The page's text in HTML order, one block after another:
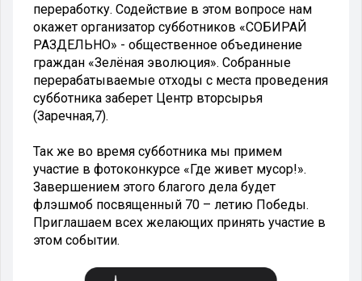
переработку. Содействие в этом вопросе нам
окажет организатор субботников «СОБИРАЙ
РАЗДЕЛЬНО» - общественное объединение
граждан «Зелёная эволюция». Собранные
перерабатываемые отходы с места проведения
субботника заберет Центр вторсырья
(Заречная,7).
Так же во время субботника мы примем
участие в фотоконкурсе «Где живет мусор!».
Завершением этого благого дела будет
флэшмоб посвященный 70 – летию Победы.
Приглашаем всех желающих принять участие в
этом событии.